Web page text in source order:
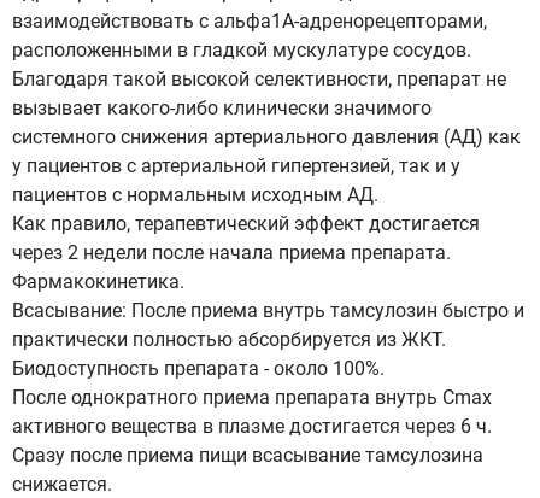
взаимодействовать с альфа1A-адренорецепторами,
расположенными в гладкой мускулатуре сосудов.
Благодаря такой высокой селективности, препарат не
вызывает какого-либо клинически значимого
системного снижения артериального давления (АД) как
у пациентов с артериальной гипертензией, так и у
пациентов с нормальным исходным АД.
Как правило, терапевтический эффект достигается
через 2 недели после начала приема препарата.
Фармакокинетика.
Всасывание: После приема внутрь тамсулозин быстро и
практически полностью абсорбируется из ЖКТ.
Биодоступность препарата - около 100%.
После однократного приема препарата внутрь Сmах
активного вещества в плазме достигается через 6 ч.
Сразу после приема пищи всасывание тамсулозина
снижается.